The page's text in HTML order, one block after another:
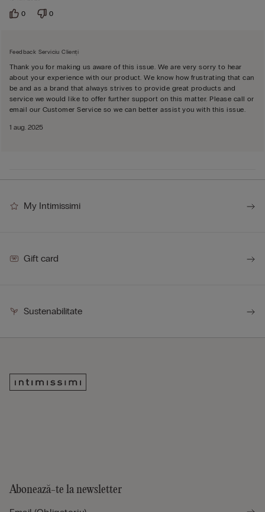
0 0
Feedback Serviciu Clienți
Thank you for making us aware of this issue. We are very sorry to hear
about your experience with our product. We know how frustrating that can
be and as a brand that always strives to provide great products and
service we would like to offer further support on this matter. Please call or
email our Customer Service so we can better assist you with this issue.
1 aug. 2025
My Intimissimi
Gift card
Sustenabilitate
Abonează-te la newsletter